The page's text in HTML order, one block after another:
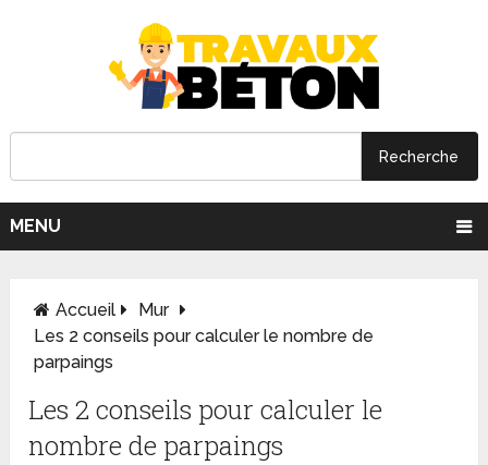
MENU
Accueil
Mur
Les 2 conseils pour calculer le nombre de
parpaings
Les 2 conseils pour calculer le
nombre de parpaings